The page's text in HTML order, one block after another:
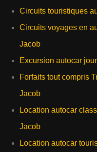
Circuits touristiques
Circuits voyages en
Jacob
Excursion autocar
Forfaits tout compris
Jacob
Location autocar
Jacob
Location autocar